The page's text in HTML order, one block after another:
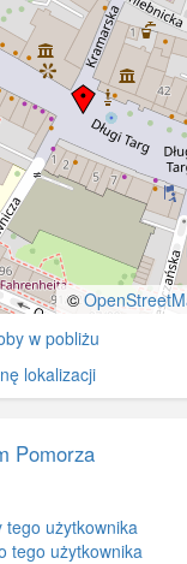
©
w pobliżu
lokalizacji
Pomorza
użytkownika
tego użytkownika